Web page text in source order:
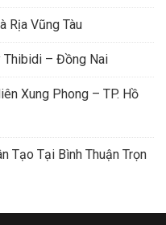
Rịa Vũng Tàu
Thibidi – Đồng Nai
Xung Phong – TP. Hồ
Tạo Tại Bình Thuận Trọn